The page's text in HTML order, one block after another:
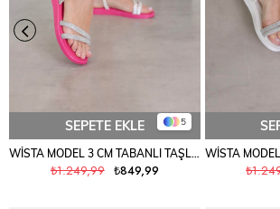
5
SEPETE EKLE
WİSTA MODEL 3 CM TABANLI TAŞLI SANDALET FUSYA
₺849,99
₺1.249,99